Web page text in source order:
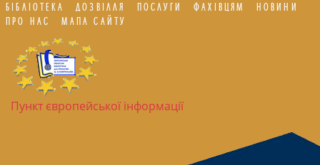
БІБЛІОТЕКА ДОЗВІЛЛЯ ПОСЛУГИ ФАХІВЦЯМ
НОВИНИ
ПРО НАС
МАПА САЙТУ
Пункт європейської інформації